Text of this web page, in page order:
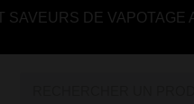
SAVEURS DE VAPOTAGE